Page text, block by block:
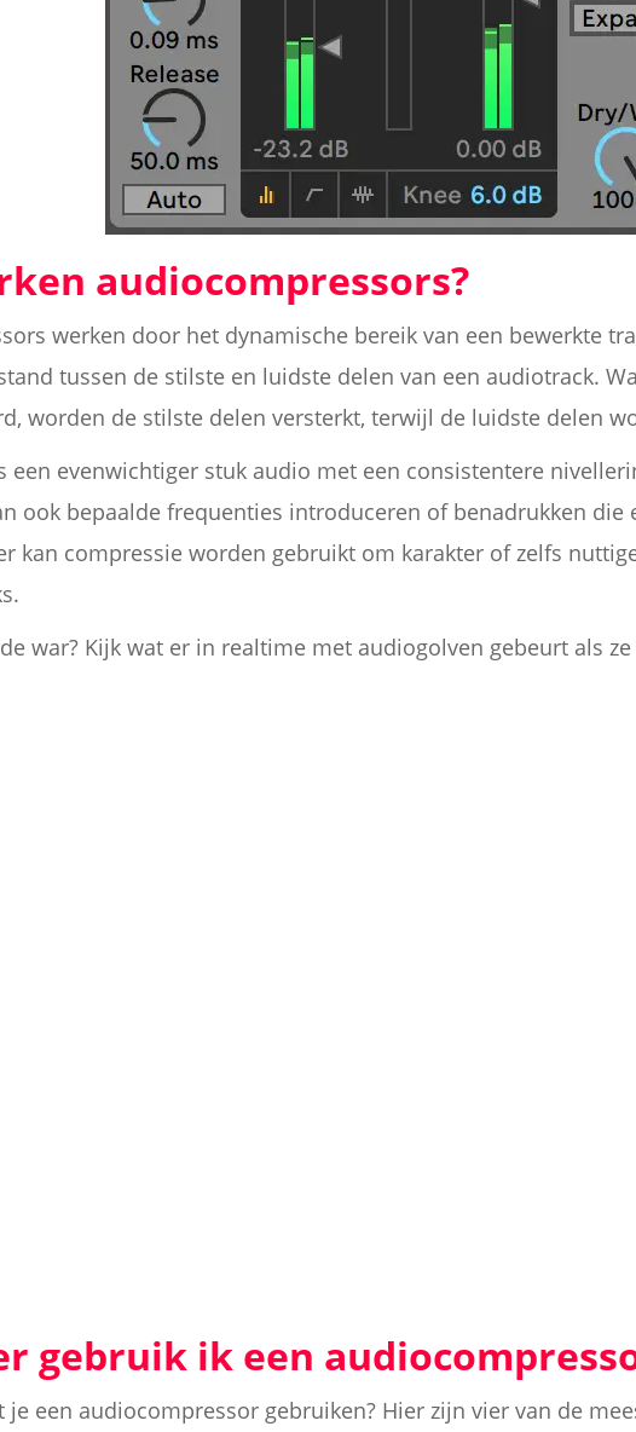
audiocompressors?
werken door het dynamische bereik van een bewerkte
tussen de stilste en luidste delen van een audiotrack.
worden de stilste delen versterkt, terwijl de luidste delen
een evenwichtiger stuk audio met een consistentere
ook bepaalde frequenties introduceren of benadrukken
kan compressie worden gebruikt om karakter of zelfs
war? Kijk wat er in realtime met audiogolven gebeurt als
gebruik ik een
je een audiocompressor gebruiken? Hier zijn vier van de